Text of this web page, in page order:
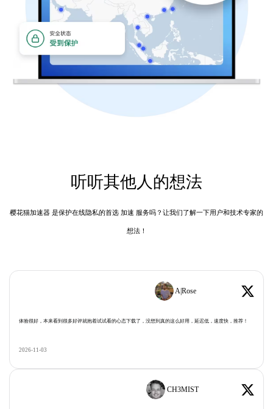
听听其他人的想法
樱花猫加速器 是保护在线隐私的首选 加速 服务吗？让我们了解一下用户和技术专家的
想法！
A|Rose
体验很好，本来看到很多好评就抱着试试看的心态下载了，没想到真的这么好用，延迟低，速度快，推荐！
2026-11-03
CH3MIST